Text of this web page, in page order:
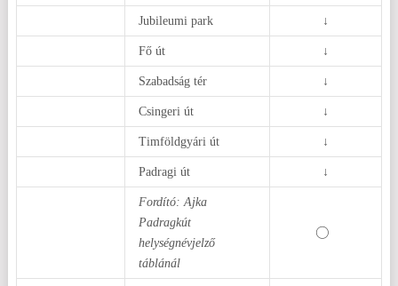
Jubileumi park ↓
Fő út ↓
Szabadság tér ↓
Csingeri út ↓
Timföldgyári út ↓
Padragi út ↓
Fordító: Ajka
Padragkút
helységnévjelző
táblánál